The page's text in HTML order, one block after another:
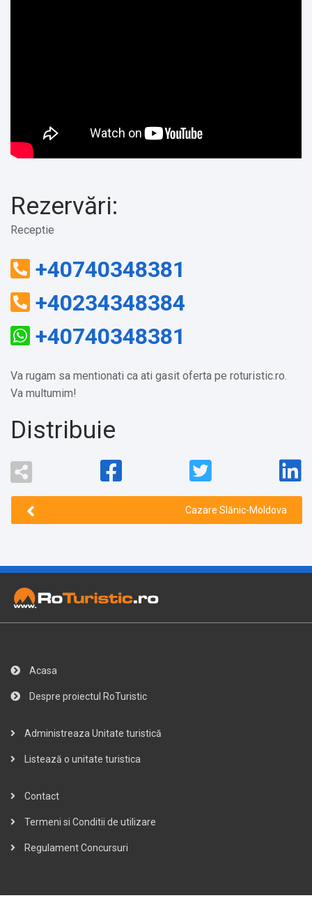
Rezervări:
Receptie
+40740348381
+40234348384
+40740348381
Va rugam sa mentionati ca ati gasit oferta pe roturistic.ro.
Va multumim!
Distribuie
Cazare Slănic-Moldova
Acasa
Despre proiectul RoTuristic
Administreaza Unitate turistică
Listează o unitate turistica
Contact
Termeni si Conditii de utilizare
Regulament Concursuri